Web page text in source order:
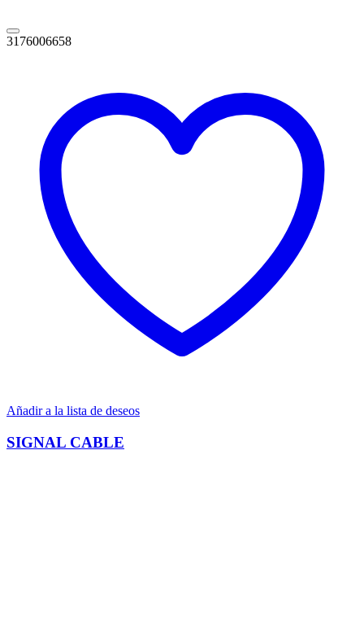
3176006658
Añadir a la lista de deseos
SIGNAL CABLE